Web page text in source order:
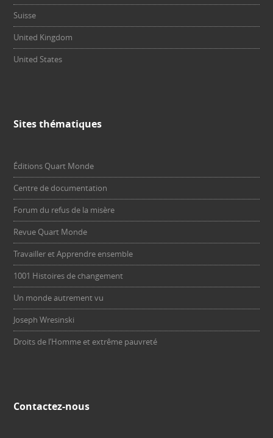
Suisse
United Kingdom
United States
Sites thématiques
Éditions Quart Monde
Centre de documentation
Forum du refus de la misère
Revue Quart Monde
Travailler et Apprendre ensemble
1001 Histoires de changement
Un monde autrement vu
Joseph Wresinski
Droits de l’Homme et extrême pauvreté
Contactez-nous